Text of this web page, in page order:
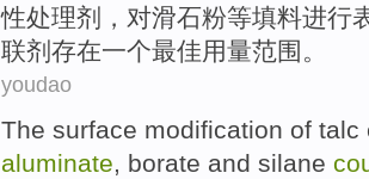
性处理剂， 对滑石粉等填料进行
联剂 存在一个最佳用量范围。
youdao
The surface modification of talc
aluminate, borate and silane